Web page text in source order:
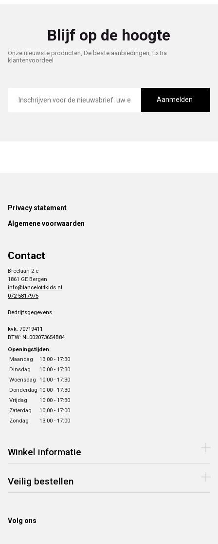
Blijf op de hoogte
Onze nieuwste producten, De beste aanbiedingen, Extra
klantenvoordeel
mailadres
Aanmelden
Footer
Privacy statement
Algemene voorwaarden
Contact
Breelaan 2 c
1861 GE Bergen
info@lancelot4kids.nl
072-5817975
Bedrijfsgegevens
kvk. 70719411
BTW: NL002073654B84
Openingstijden
Maandag
13:00 - 17:30
Dinsdag
10:00 - 17:30
Woensdag 10:00 - 17:30
Donderdag 10:00 - 17:30
Vrijdag
10:00 - 17:30
Zaterdag
10:00 - 17:00
Zondag
13:00 - 17:00
Winkel informatie
Veilig bestellen
Volg ons